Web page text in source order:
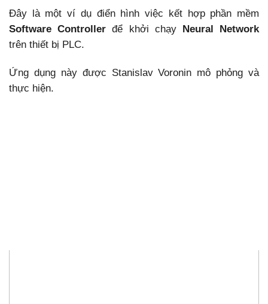
Đây là một ví dụ điển hình việc kết hợp phần mềm
Software Controller để khởi chạy Neural Network
trên thiết bị PLC.
Ứng dụng này được Stanislav Voronin mô phỏng và
thực hiện.